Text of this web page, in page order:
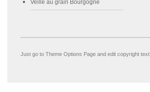
Veille au grain Bourgogne
Just go to Theme Options Page and edit copyright text